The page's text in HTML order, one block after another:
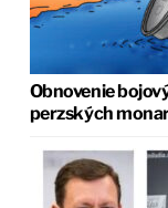
Obnovenie
perzských